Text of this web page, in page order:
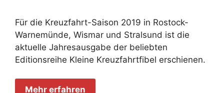
Für die Kreuzfahrt-Saison 2019 in Rostock-
Warnemünde, Wismar und Stralsund ist die
aktuelle Jahresausgabe der beliebten
Editionsreihe Kleine Kreuzfahrtfibel erschienen.
Mehr erfahren